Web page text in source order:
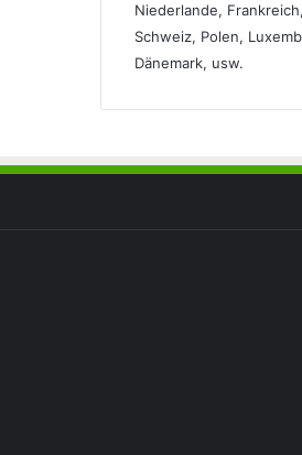
Niederlande, Frankreich,
Schweiz, Polen,
Dänemark, usw.